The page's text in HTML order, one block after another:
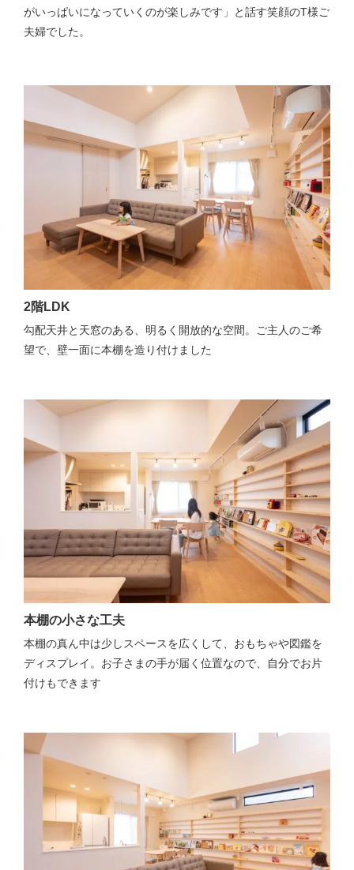
がいっぱいになっていくのが楽しみです」と話す笑顔のT様ご
夫婦でした。
2階LDK
勾配天井と天窓のある、明るく開放的な空間。ご主人のご希
望で、壁一面に本棚を造り付けました
本棚の小さな工夫
本棚の真ん中は少しスペースを広くして、おもちゃや図鑑を
ディスプレイ。お子さまの手が届く位置なので、自分でお片
付けもできます